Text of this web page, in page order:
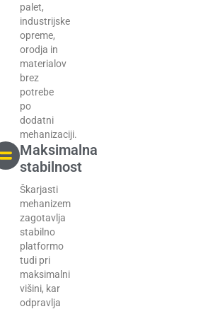
palet,
industrijske
opreme,
orodja in
materialov
brez
potrebe
po
dodatni
mehanizaciji.
Maksimalna
stabilnost
Škarjasti
mehanizem
zagotavlja
stabilno
platformo
tudi pri
maksimalni
višini, kar
odpravlja